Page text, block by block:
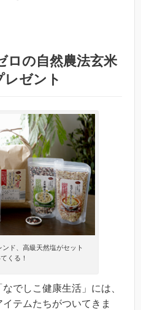
ロの自然農法玄米
ゼント
ド、高級天然塩がセット
くる！
でしこ健康生活」には、
テムたちがついてきま